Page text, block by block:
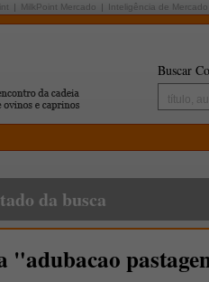
MilkPoint Mercado Inteligência de Mercado
Buscar
da busca
"adubacao